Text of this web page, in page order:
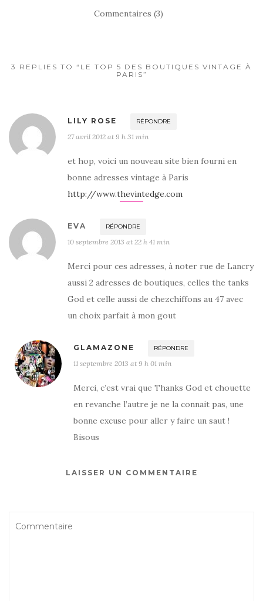
Commentaires (3)
3 REPLIES TO “LE TOP 5 DES BOUTIQUES VINTAGE À
PARIS”
LILY ROSE RÉPONDRE
27 avril 2012 at 9 h 31 min
et hop, voici un nouveau site bien fourni en
bonne adresses vintage à Paris
http://www.thevintedge.com
EVA RÉPONDRE
10 septembre 2013 at 22 h 41 min
Merci pour ces adresses, à noter rue de Lancry
aussi 2 adresses de boutiques, celles the tanks
God et celle aussi de chezchiffons au 47 avec
un choix parfait à mon gout
GLAMAZONE RÉPONDRE
11 septembre 2013 at 9 h 01 min
Merci, c’est vrai que Thanks God et chouette
en revanche l’autre je ne la connait pas, une
bonne excuse pour aller y faire un saut !
Bisous
LAISSER UN COMMENTAIRE